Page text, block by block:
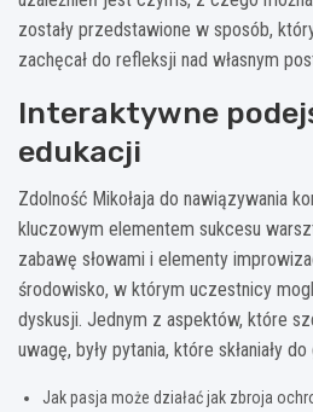
zostały przedstawione w sposób,
zachęcał do refleksji nad własnym
Interaktywne
edukacji
Zdolność Mikołaja do nawiązywania
kluczowym elementem sukcesu
zabawę słowami i elementy
środowisko, w którym uczestnicy
dyskusji. Jednym z aspektów, które
uwagę, były pytania, które skłaniały
Jak pasja może działać jak zbroja